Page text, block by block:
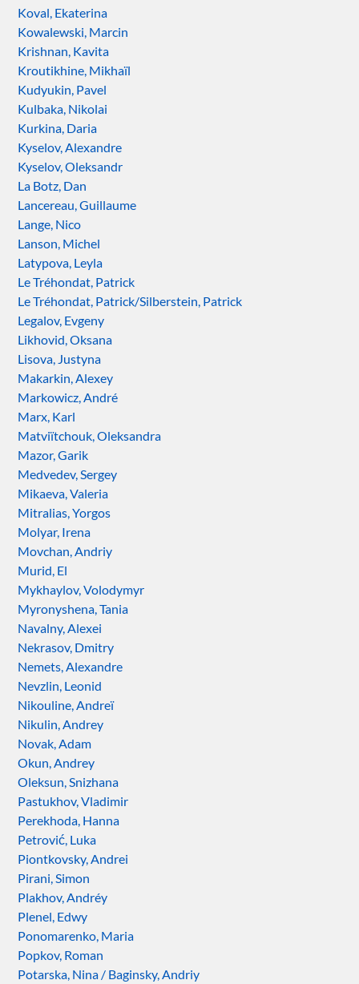
Koval, Ekaterina
Kowalewski, Marcin
Krishnan, Kavita
Kroutikhine, Mikhaïl
Kudyukin, Pavel
Kulbaka, Nikolai
Kurkina, Daria
Kyselov, Alexandre
Kyselov, Oleksandr
La Botz, Dan
Lancereau, Guillaume
Lange, Nico
Lanson, Michel
Latypova, Leyla
Le Tréhondat, Patrick
Le Tréhondat, Patrick/Silberstein, Patrick
Legalov, Evgeny
Likhovid, Oksana
Lisova, Justyna
Makarkin, Alexey
Markowicz, André
Marx, Karl
Matviïtchouk, Oleksandra
Mazor, Garik
Medvedev, Sergey
Mikaeva, Valeria
Mitralias, Yorgos
Molyar, Irena
Movchan, Andriy
Murid, El
Mykhaylov, Volodymyr
Myronyshena, Tania
Navalny, Alexei
Nekrasov, Dmitry
Nemets, Alexandre
Nevzlin, Leonid
Nikouline, Andreï
Nikulin, Andrey
Novak, Adam
Okun, Andrey
Oleksun, Snizhana
Pastukhov, Vladimir
Perekhoda, Hanna
Petrović, Luka
Piontkovsky, Andrei
Pirani, Simon
Plakhov, Andréy
Plenel, Edwy
Ponomarenko, Maria
Popkov, Roman
Potarska, Nina / Baginsky, Andriy